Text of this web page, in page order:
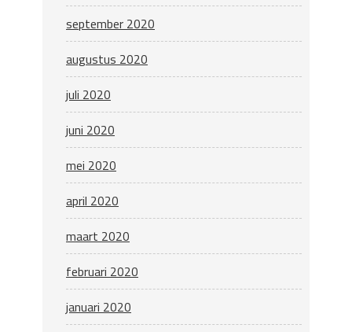
september 2020
augustus 2020
juli 2020
juni 2020
mei 2020
april 2020
maart 2020
februari 2020
januari 2020